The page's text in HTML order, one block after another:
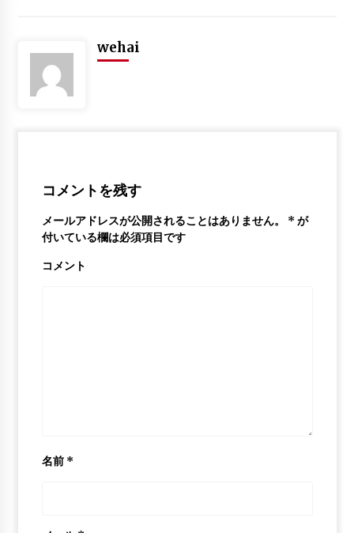
2018-2019 NBA Preseason
6年 ago
Klay Thompson Mix – “Ruthless” HD
wehai
コメントを残す
メールアドレスが公開されることはありません。 * が
付いている欄は必須項目です
コメント
名前 *